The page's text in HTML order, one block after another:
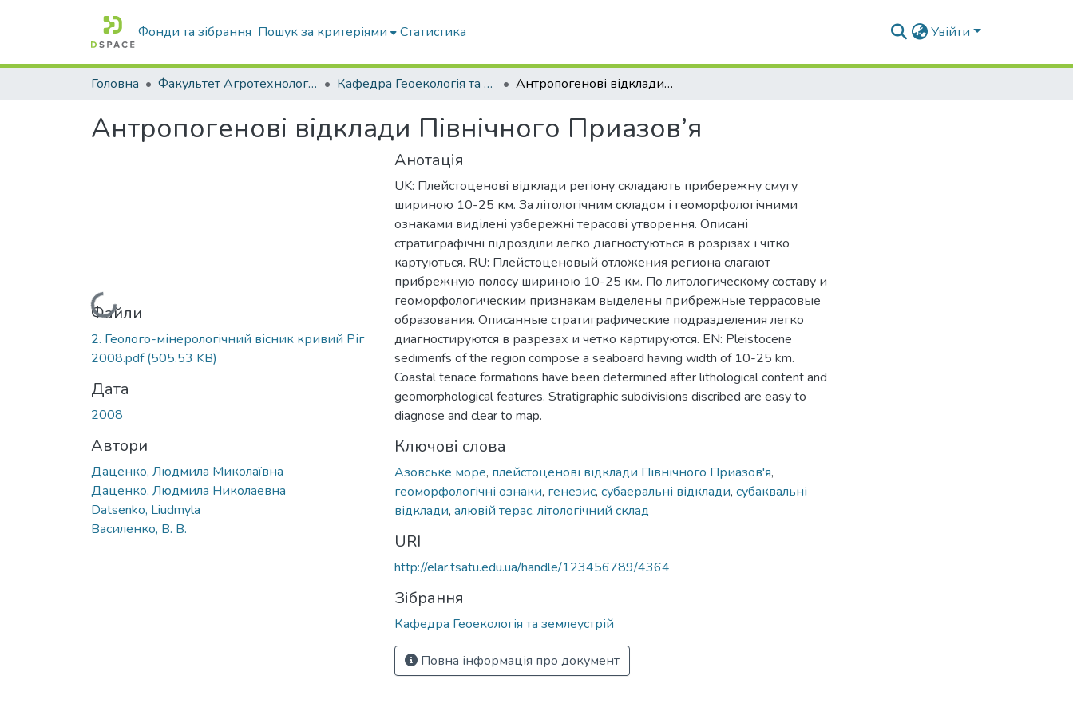
Фонди та зібрання Пошук за критеріями Статистика Увійти
Головна Факультет Агротехнологій та екології Кафедра Геоекологія та землеустрій Антропогенові відклади Північного Приазов’я
Антропогенові відклади Північного Приазов’я
Вантажиться...
Файли
2. Геолого-мінерологічний вісник кривий Ріг
2008.pdf(505.53 KB)
Дата
2008
Автори
Даценко, Людмила Миколаївна
Даценко, Людмила Николаевна
Datsenko, Liudmyla
Василенко, В. В.
Анотація
UK: Плейстоценові відклади регіону складають прибережну смугу
шириною 10-25 км. За літологічним складом і геоморфологічними
ознаками виділені узбережні терасові утворення. Описані
стратиграфічні підрозділи легко діагностуються в розрізах і чітко
картуються. RU: Плейстоценовый отложения региона слагают
прибрежную полосу шириною 10-25 км. По литологическому составу и
геоморфологическим признакам выделены прибрежные террасовые
образования. Описанные стратиграфические подразделения легко
диагностируются в разрезах и четко картируются. EN: Pleistocene
sedimenfs of the region compose a seaboard having width of 10-25 km.
Coastal tenace formations have been determined after lithological content and
geomorphological features. Stratigraphic subdivisions discribed are easy to
diagnose and clear to map.
Ключові слова
Азовське море, плейстоценові відклади Північного Приазов'я,
геоморфологічні ознаки, генезис, субаеральні відклади, субаквальні
відклади, алювій терас, літологічний склад
URI
http://elar.tsatu.edu.ua/handle/123456789/4364
Зібрання
Кафедра Геоекологія та землеустрій
Повна інформація про документ